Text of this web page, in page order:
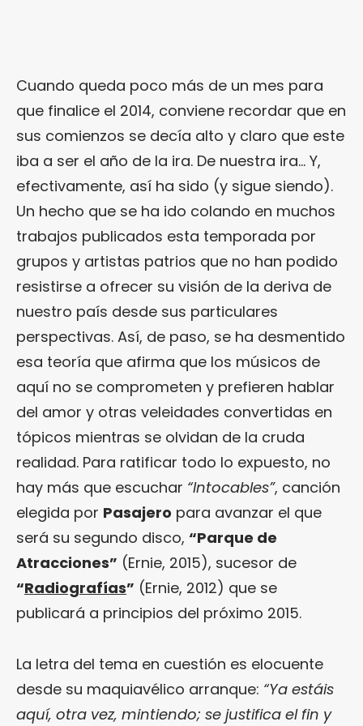
Cuando queda poco más de un mes para
que finalice el 2014, conviene recordar que en
sus comienzos se decía alto y claro que este
iba a ser el año de la ira. De nuestra ira… Y,
efectivamente, así ha sido (y sigue siendo).
Un hecho que se ha ido colando en muchos
trabajos publicados esta temporada por
grupos y artistas patrios que no han podido
resistirse a ofrecer su visión de la deriva de
nuestro país desde sus particulares
perspectivas. Así, de paso, se ha desmentido
esa teoría que afirma que los músicos de
aquí no se comprometen y prefieren hablar
del amor y otras veleidades convertidas en
tópicos mientras se olvidan de la cruda
realidad. Para ratificar todo lo expuesto, no
hay más que escuchar “Intocables”, canción
elegida por Pasajero para avanzar el que
será su segundo disco, “Parque de
Atracciones” (Ernie, 2015), sucesor de
“Radiografías” (Ernie, 2012) que se
publicará a principios del próximo 2015.
La letra del tema en cuestión es elocuente
desde su maquiavélico arranque: “Ya estáis
aquí, otra vez, mintiendo; se justifica el fin y